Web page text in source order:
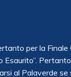
per la Finale
al Palaverde